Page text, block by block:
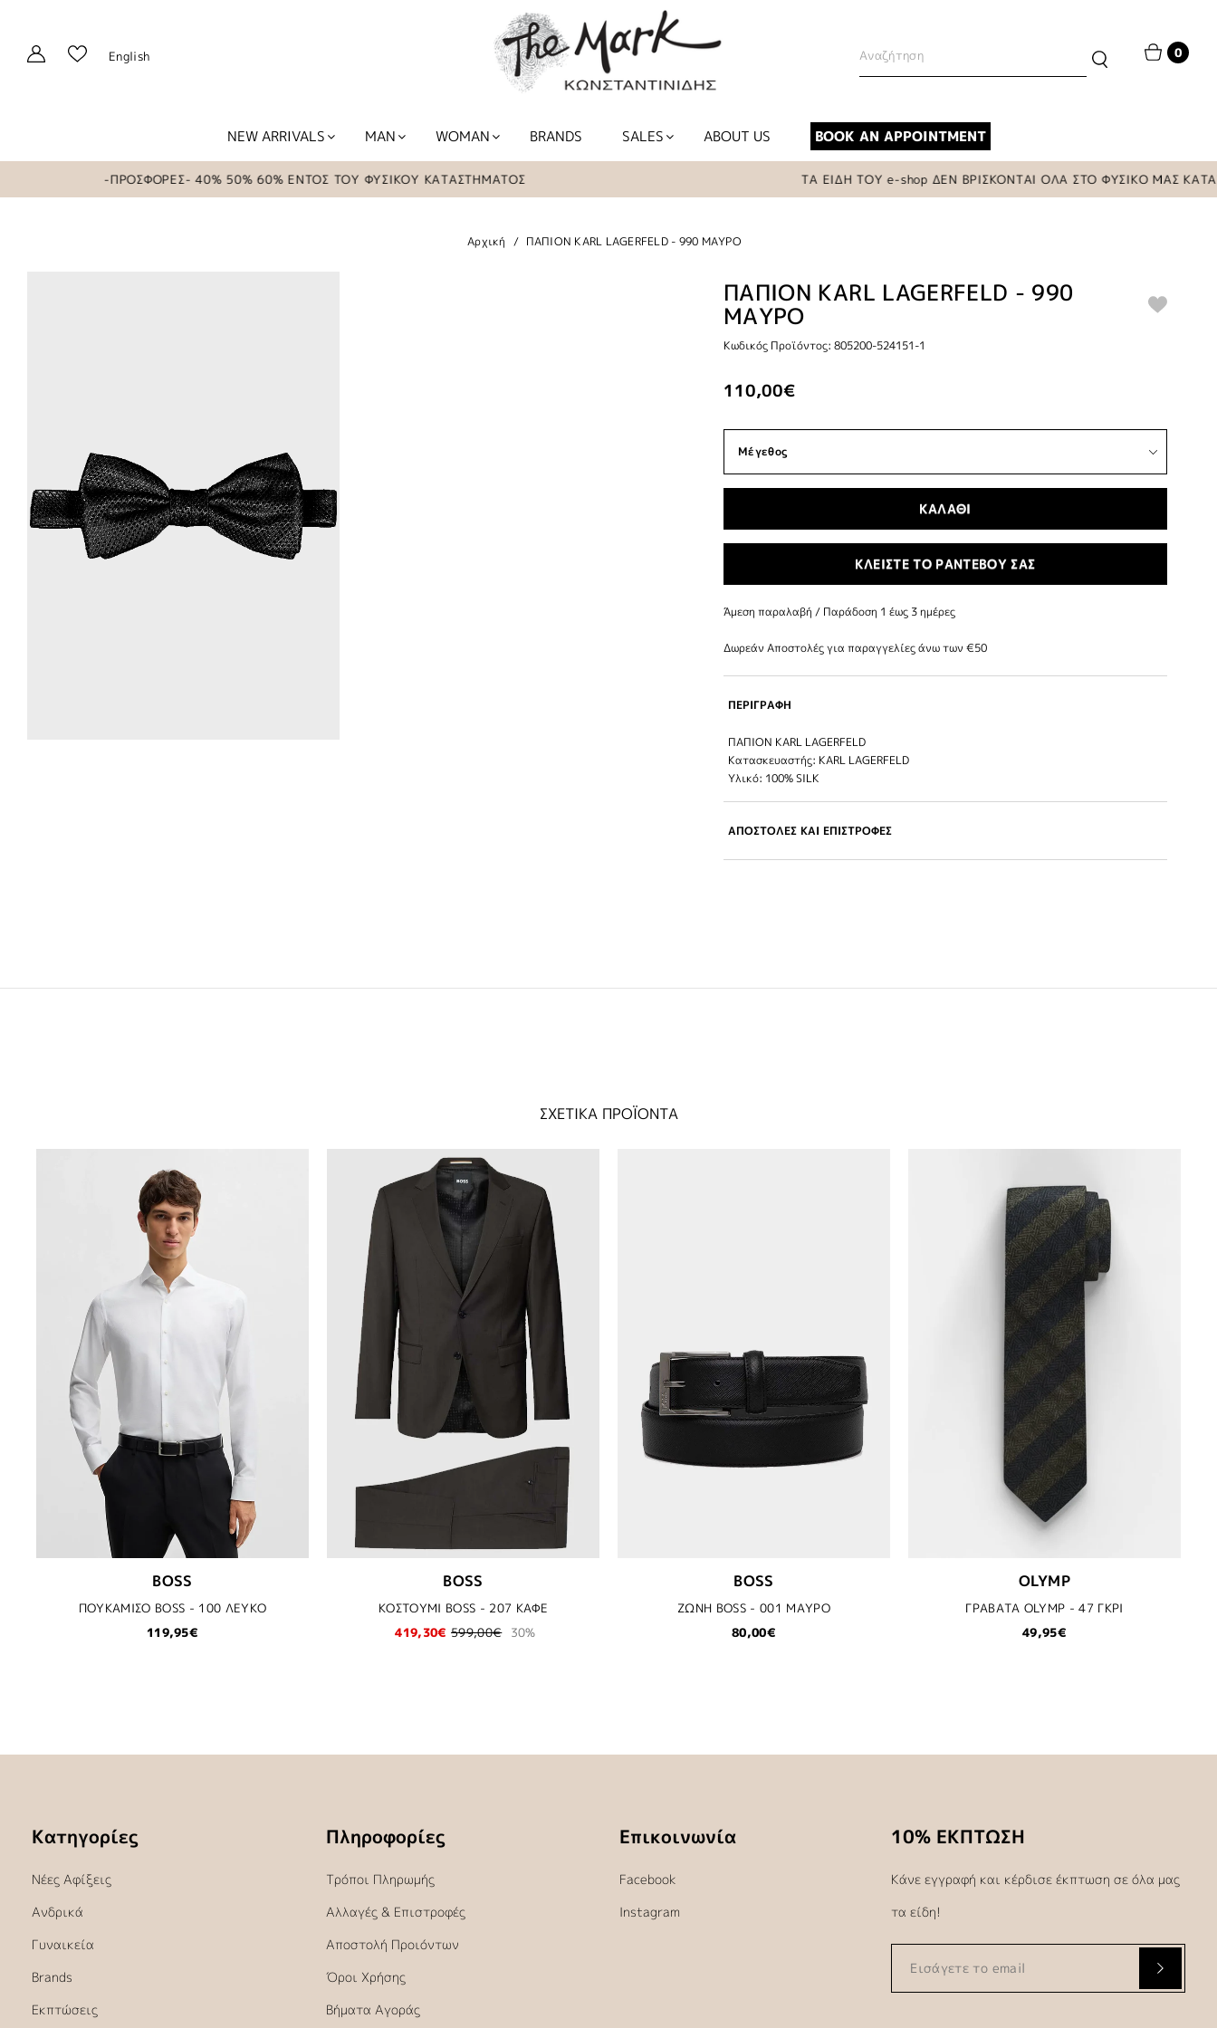
English 0
NEW ARRIVALS MAN WOMAN BRANDS SALES ABOUT US BOOK AN APPOINTMENT
-ΠΡΟΣΦΟΡΕΣ- 40% 50% 60% ΕΝΤΟΣ ΤΟΥ ΦΥΣΙΚΟΥ ΚΑΤΑΣΤΗΜΑΤΟΣ ΤΑ ΕΙΔΗ ΤΟΥ e-shop ΔΕΝ ΒΡΙΣΚΟΝΤΑΙ ΟΛΑ ΣΤΟ ΦΥΣΙΚΟ ΜΑΣ
Αρχική ΠΑΠΙΟΝ KARL LAGERFELD - 990 ΜΑΥΡΟ
ΠΑΠΙΟΝ KARL LAGERFELD - 990
ΜΑΥΡΟ
Κωδικός Προϊόντος: 805200-524151-1
110,00€
ΚΑΛΑΘΙ
ΚΛΕΙΣΤΕ ΤΟ ΡΑΝΤΕΒΟΥ ΣΑΣ
Άμεση παραλαβή / Παράδoση 1 έως 3 ημέρες
Δωρεάν Αποστολές για παραγγελίες άνω των €50
ΠΕΡΙΓΡΑΦΗ
ΠΑΠΙΟΝ KARL LAGERFELD
Κατασκευαστής: KARL LAGERFELD
Υλικό: 100% SILK
ΑΠΟΣΤΟΛΕΣ ΚΑΙ ΕΠΙΣΤΡΟΦΕΣ
ΣΧΕΤΙΚΑ ΠΡΟΪΟΝΤΑ
BOSS
ΠΟΥΚΑΜΙΣΟ BOSS - 100 ΛΕΥΚΟ
119,95€
BOSS
ΚΟΣΤΟΥΜΙ BOSS - 207 ΚΑΦΕ
419,30€ 599,00€ 30%
BOSS
ΖΩΝΗ BOSS - 001 ΜΑΥΡΟ
80,00€
OLYMP
ΓΡΑΒΑΤΑ OLYMP - 47 ΓΚΡΙ
49,95€
Κατηγορίες
Νέες Αφίξεις
Ανδρικά
Γυναικεία
Brands
Εκπτώσεις
Πληροφορίες
Τρόποι Πληρωμής
Αλλαγές & Επιστροφές
Αποστολή Προιόντων
Όροι Χρήσης
Βήματα Αγοράς
Επικοινωνία
Facebook
Instagram
10% ΕΚΠΤΩΣΗ
Κάνε εγγραφή και κέρδισε έκπτωση σε όλα μας
τα είδη!